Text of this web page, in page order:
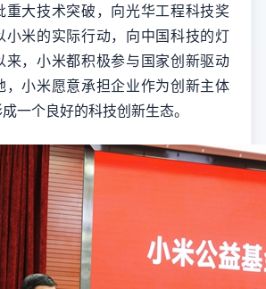
重大技术突破，向光华工程科技奖
小米的实际行动，向中国科技的灯
来，小米都积极参与国家创新驱动
，小米愿意承担企业作为创新主体
一个良好的科技创新生态。